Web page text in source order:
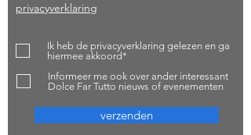
privacyverklaring
Ik heb de privacyverklaring gelezen en ga
hiermee akkoord*
Informeer me ook over ander interessant
Dolce Far Tutto nieuws of evenementen
verzenden